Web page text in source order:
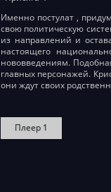
Именно постулат ,
свою политическую
из направлений и
настоящего
нововведениям.
главных персонажей.
они ждут своих
Плеер 1